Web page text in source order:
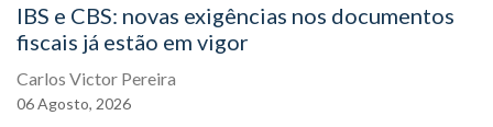
IBS e CBS: novas exigências nos documentos
fiscais já estão em vigor
Carlos Victor Pereira
06Agosto, 2026